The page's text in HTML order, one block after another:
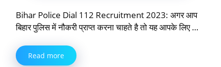
Bihar Police Dial 112 Recruitment 2023: अगर आप
बिहार पुलिस में नौकरी प्राप्त करना चाहते है तो यह आपके लिए …
Read more